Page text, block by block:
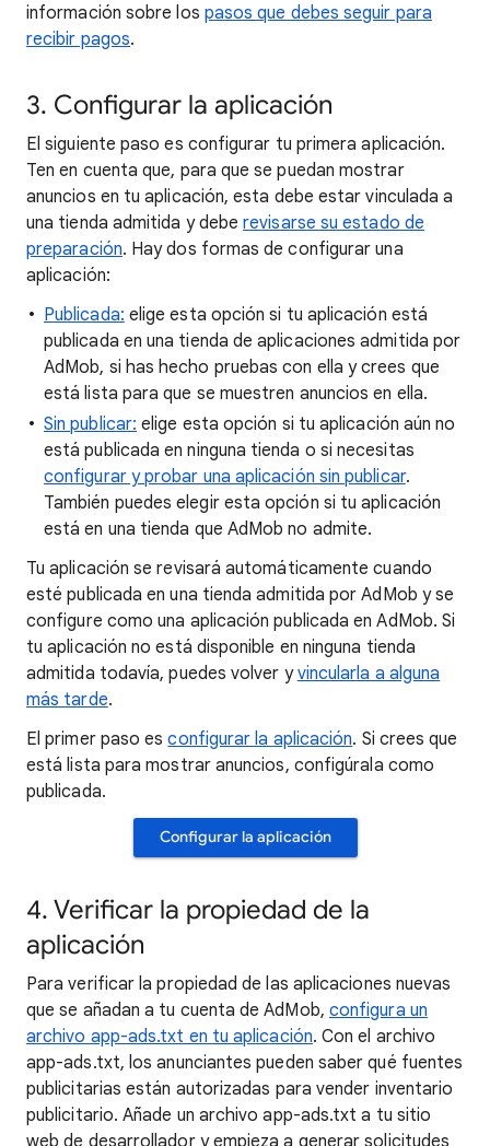
información sobre los pasos que debes seguir para
recibir pagos.
3. Configurar la aplicación
El siguiente paso es configurar tu primera aplicación.
Ten en cuenta que, para que se puedan mostrar
anuncios en tu aplicación, esta debe estar vinculada a
una tienda admitida y deberevisarse su estado de
preparación. Hay dos formas de configurar una
aplicación:
Publicada: elige esta opción si tu aplicación está
publicada en una tienda de aplicaciones admitida por
AdMob, si has hecho pruebas con ella y crees que
está lista para que se muestren anuncios en ella.
Sin publicar: elige esta opción si tu aplicación aún no
está publicada en ninguna tienda o si necesitas
configurar y probar una aplicación sin publicar.
También puedes elegir esta opción si tu aplicación
está en una tienda que AdMob no admite.
Tu aplicación se revisará automáticamente cuando
esté publicada en una tienda admitida por AdMob y se
configure como una aplicación publicada en AdMob. Si
tu aplicación no está disponible en ninguna tienda
admitida todavía, puedes volver yvincularla a alguna
más tarde.
El primer paso esconfigurar la aplicación. Si crees que
está lista para mostrar anuncios, configúrala como
publicada.
Configurar la aplicación
4. Verificar la propiedad de la
aplicación
Para verificar la propiedad de las aplicaciones nuevas
que se añadan a tu cuenta de AdMob, configura un
archivo app-ads.txt en tu aplicación. Con el archivo
app-ads.txt, los anunciantes pueden saber qué fuentes
publicitarias están autorizadas para vender inventario
publicitario. Añade un archivo app-ads.txt a tu sitio